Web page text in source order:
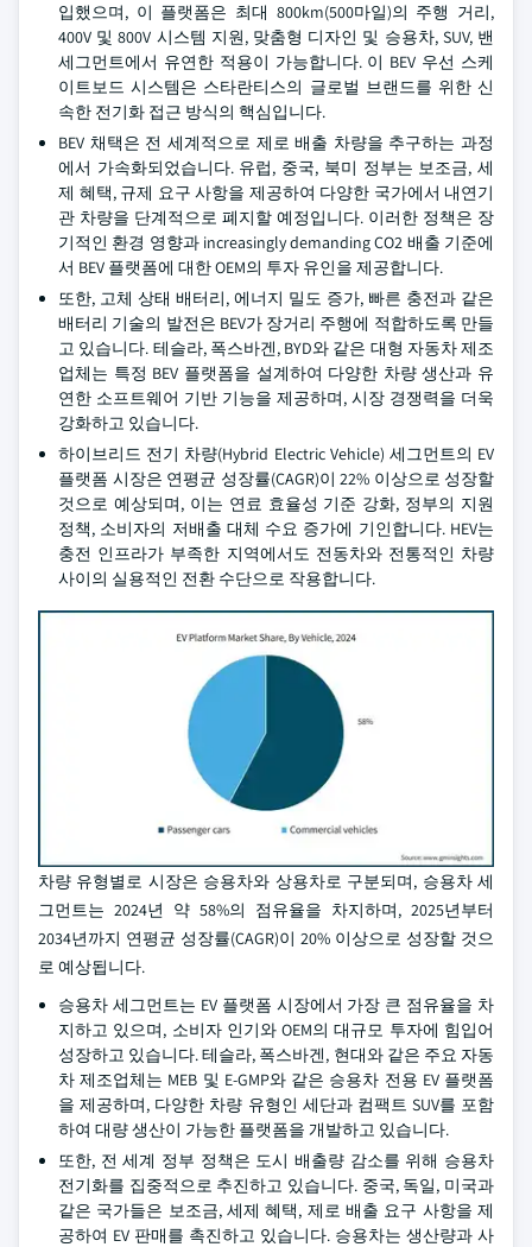
입했으며, 이 플랫폼은 최대 800km(500마일)의 주행 거리,
400V 및 800V 시스템 지원, 맞춤형 디자인 및 승용차, SUV, 밴
세그먼트에서 유연한 적용이 가능합니다. 이 BEV 우선 스케
이트보드 시스템은 스타란티스의 글로벌 브랜드를 위한 신
속한 전기화 접근 방식의 핵심입니다.
BEV 채택은 전 세계적으로 제로 배출 차량을 추구하는 과정
에서 가속화되었습니다. 유럽, 중국, 북미 정부는 보조금, 세
제 혜택, 규제 요구 사항을 제공하여 다양한 국가에서 내연기
관 차량을 단계적으로 폐지할 예정입니다. 이러한 정책은 장
기적인 환경 영향과 increasingly demanding CO2 배출 기준에
서 BEV 플랫폼에 대한 OEM의 투자 유인을 제공합니다.
또한, 고체 상태 배터리, 에너지 밀도 증가, 빠른 충전과 같은
배터리 기술의 발전은 BEV가 장거리 주행에 적합하도록 만들
고 있습니다. 테슬라, 폭스바겐, BYD와 같은 대형 자동차 제조
업체는 특정 BEV 플랫폼을 설계하여 다양한 차량 생산과 유
연한 소프트웨어 기반 기능을 제공하며, 시장 경쟁력을 더욱
강화하고 있습니다.
하이브리드 전기 차량(Hybrid Electric Vehicle) 세그먼트의 EV
플랫폼 시장은 연평균 성장률(CAGR)이 22% 이상으로 성장할
것으로 예상되며, 이는 연료 효율성 기준 강화, 정부의 지원
정책, 소비자의 저배출 대체 수요 증가에 기인합니다. HEV는
충전 인프라가 부족한 지역에서도 전동차와 전통적인 차량
사이의 실용적인 전환 수단으로 작용합니다.
차량 유형별로 시장은 승용차와 상용차로 구분되며, 승용차 세
그먼트는 2024년 약 58%의 점유율을 차지하며, 2025년부터
2034년까지 연평균 성장률(CAGR)이 20% 이상으로 성장할 것으
로 예상됩니다.
승용차 세그먼트는 EV 플랫폼 시장에서 가장 큰 점유율을 차
지하고 있으며, 소비자 인기와 OEM의 대규모 투자에 힘입어
성장하고 있습니다. 테슬라, 폭스바겐, 현대와 같은 주요 자동
차 제조업체는 MEB 및 E-GMP와 같은 승용차 전용 EV 플랫폼
을 제공하며, 다양한 차량 유형인 세단과 컴팩트 SUV를 포함
하여 대량 생산이 가능한 플랫폼을 개발하고 있습니다.
또한, 전 세계 정부 정책은 도시 배출량 감소를 위해 승용차
전기화를 집중적으로 추진하고 있습니다. 중국, 독일, 미국과
같은 국가들은 보조금, 세제 혜택, 제로 배출 요구 사항을 제
공하여 EV 판매를 촉진하고 있습니다. 승용차는 생산량과 사